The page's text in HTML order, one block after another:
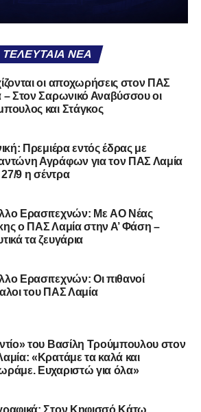
2021.
Βασίλη στην οικογένεια του
υγεία και πολλές
Χρυσόστομο Στάγκο
ανακοινώνει την
Χρυσόστομου Στάγκου.
(γεννημένος στις
επίσης από μία γεμάτη χρονιά
ΠΑΣ Λαμία. Στο παρελθόν
ενώ πέρασε και από ομάδες
όπως οι Nocerina, S. Maria
έχοντας ξεκινήσει την
από τον Απόλλωνα Σμύρνης.
οικογένεια του Σαρωνικού και
επιτυχίες.»
ΤΕΛΕΥΤΑΊΑ ΝΈΑ
οι αποχωρήσεις στον ΠΑΣ
– Στον Σαρωνικό Αναβύσσου οι
και Στάγκος
Πρεμιέρα εντός έδρας με
Αγράφων για τον ΠΑΣ Λαμία
27/9 η σέντρα
Ερασιτεχνών: Με AO Nέας
ο ΠΑΣ Λαμία στην Α’ Φάση –
τα ζευγάρια
Ερασιτεχνών: Οι πιθανοί
του ΠΑΣ Λαμία
του Βασίλη Τρούμπουλου στον
«Κρατάμε τα καλά και
Ευχαριστώ για όλα»